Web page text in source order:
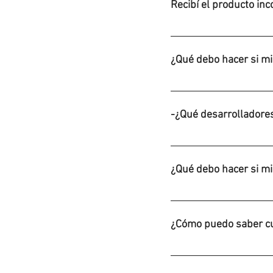
Recibí el producto
Comunícate con
¿Qué debo hacer si
Debes contactar a la
-¿Qué
Por el momento
¿Qué debo hacer si
Por Favor documenta
repuesto.
¿Cómo puedo saber
Si, cuando tu pedido